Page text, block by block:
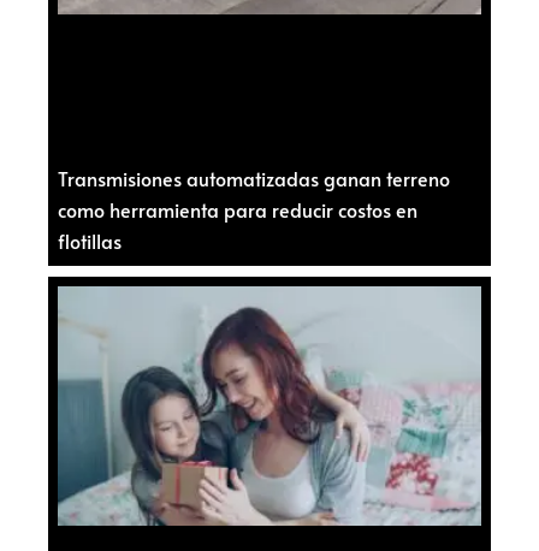
Transmisiones automatizadas ganan terreno
como herramienta para reducir costos en
flotillas